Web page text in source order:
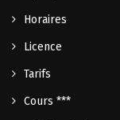
Horaires
Licence
Tarifs
Cours ***